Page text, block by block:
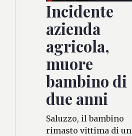
Incidente
azienda
agricola,
muore
bambino di
due anni
Saluzzo, il bambino
rimasto vittima di un